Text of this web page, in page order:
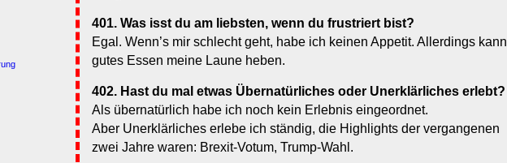
401. Was isst du am liebsten, wenn du frustriert bist?
Egal. Wenn’s mir schlecht geht, habe ich keinen Appetit. Allerdings kann
gutes Essen meine Laune heben.
402. Hast du mal etwas Übernatürliches oder Unerklärliches erlebt?
Als übernatürlich habe ich noch kein Erlebnis eingeordnet.
Aber Unerklärliches erlebe ich ständig, die Highlights der vergangenen
zwei Jahre waren: Brexit-Votum, Trump-Wahl.